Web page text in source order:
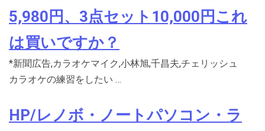
5,980円、3点セット10,000円これ
は買いですか？
*新聞広告,カラオケマイク,小林旭,千昌夫,チェリッシュ
カラオケの練習をしたい …
HP/レノボ・ノートパソコン・ラ